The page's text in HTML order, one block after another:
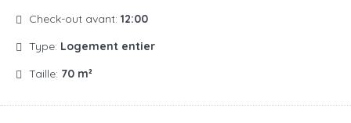
Check-out avant: 12:00
Type: Logement entier
Taille: 70 m²